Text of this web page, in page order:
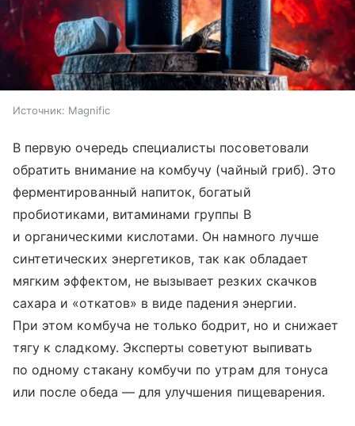
Источник: Magnific
В первую очередь специалисты посоветовали
обратить внимание на комбучу (чайный гриб). Это
ферментированный напиток, богатый
пробиотиками, витаминами группы B
и органическими кислотами. Он намного лучше
синтетических энергетиков, так как обладает
мягким эффектом, не вызывает резких скачков
сахара и «откатов» в виде падения энергии.
При этом комбуча не только бодрит, но и снижает
тягу к сладкому. Эксперты советуют выпивать
по одному стакану комбучи по утрам для тонуса
или после обеда — для улучшения пищеварения.